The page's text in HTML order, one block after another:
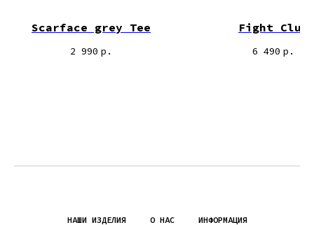
Scarface grey Tee
2 990 р.
Fight Club
6 490 р.
НАШИ ИЗДЕЛИЯ О НАС ИНФОРМАЦИЯ